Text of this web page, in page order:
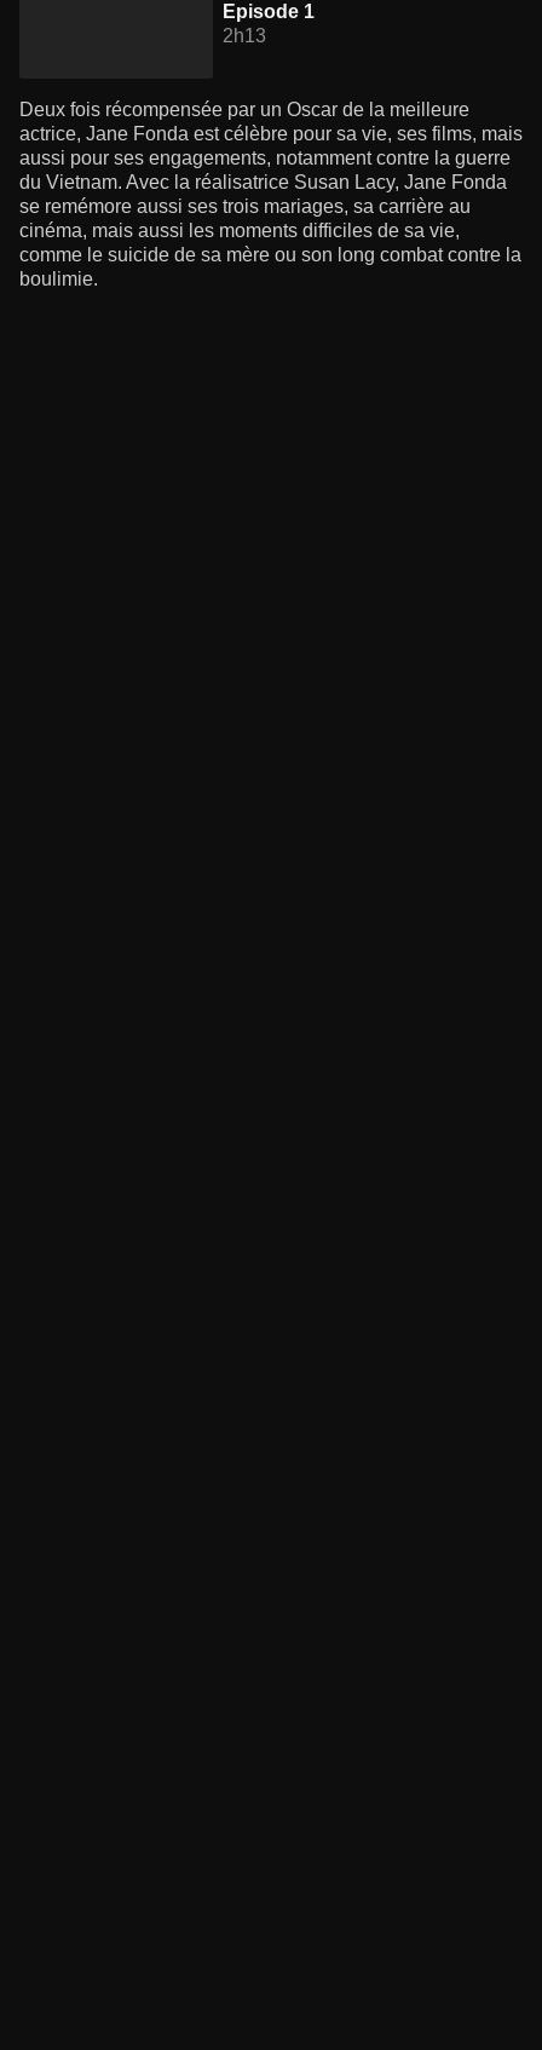
Episode 1
2h13
Deux fois récompensée par un Oscar de la meilleure
actrice, Jane Fonda est célèbre pour sa vie, ses films, mais
aussi pour ses engagements, notamment contre la guerre
du Vietnam. Avec la réalisatrice Susan Lacy, Jane Fonda
se remémore aussi ses trois mariages, sa carrière au
cinéma, mais aussi les moments difficiles de sa vie,
comme le suicide de sa mère ou son long combat contre la
boulimie.